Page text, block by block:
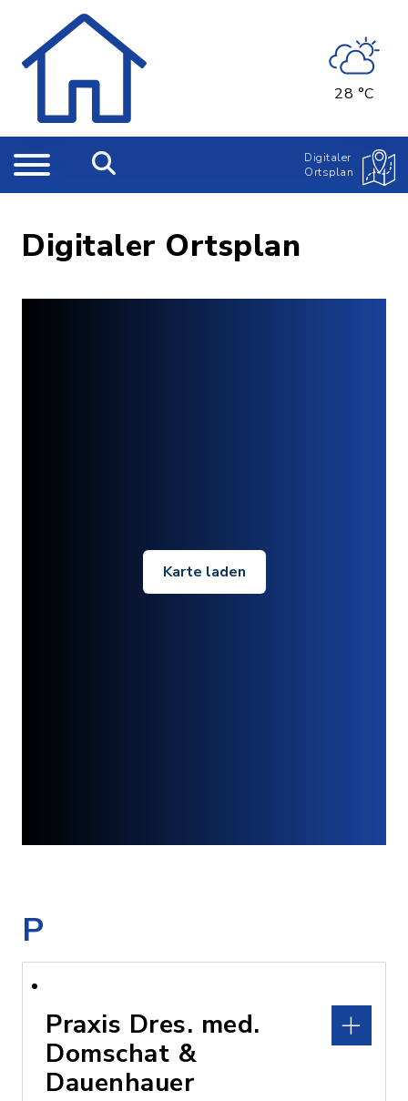
28 °C
Digitaler
Ortsplan
Digitaler Ortsplan
Karte laden
P
Praxis Dres. med.
Domschat &
Dauenhauer